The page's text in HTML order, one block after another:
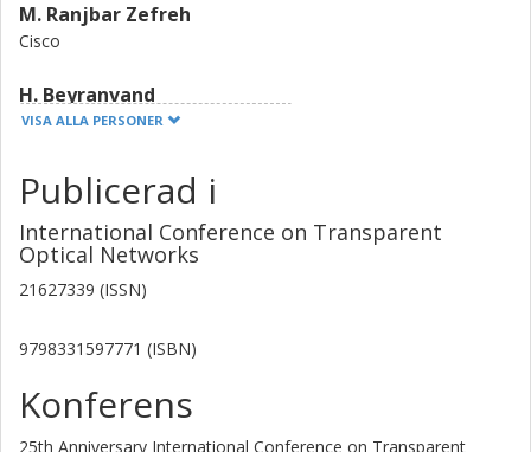
M. Ranjbar Zefreh
Cisco
H. Beyranvand
Amirkabir University of Technology
M. Javad Emadi
Amirkabir University of Technology
P. Mahdizadeh
Amirkabir University of Technology
Chalmers, Elektroteknik, Kommunikation, Antenner och Optiska
Forskning Andra publikationer
VISA ALLA PERSONER
Publicerad i
International Conference on Transparent
Optical Networks
21627339 (ISSN)
9798331597771 (ISBN)
Konferens
25th Anniversary International Conference on Transparent